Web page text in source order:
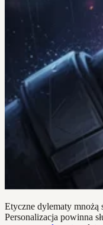
Etyczne dylematy
Personalizacja powinna